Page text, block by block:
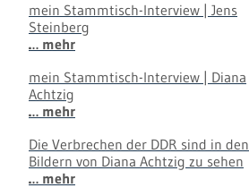
mein Stammtisch-Interview | Jens
Steinberg
… mehr
mein Stammtisch-Interview | Diana
Achtzig
… mehr
Die Verbrechen der DDR sind in den
Bildern von Diana Achtzig zu sehen
… mehr